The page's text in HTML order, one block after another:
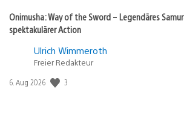
Onimusha: Way of the Sword – Legendäres
spektakulärer Action
Ulrich Wimmeroth
Freier Redakteur
Veröffentlichungsdatum:
6. Aug 2026 3